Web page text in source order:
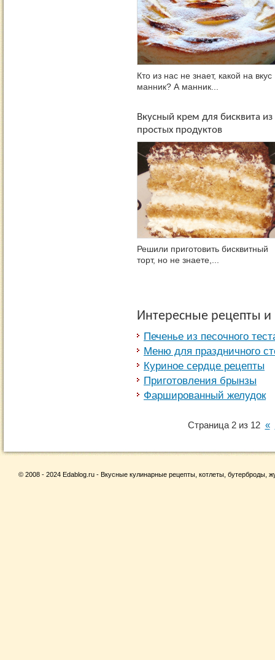
Кто из нас не знает, какой на вкус
манник? А манник...
Вкусный крем для бисквита из
простых продуктов
Решили приготовить бисквитный
торт, но не знаете,...
Интересные рецепты
Печенье из песочного
Меню для праздничного
Куриное сердце рецепты
Приготовления брынзы
Фаршированный желудок
Страница 2 из 12 «
© 2008 - 2024 Edablog.ru - Вкусные кулинарные рецепты, котлеты, бутерброды,